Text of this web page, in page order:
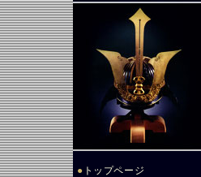
● トップページ